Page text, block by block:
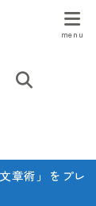
章術」をプレ